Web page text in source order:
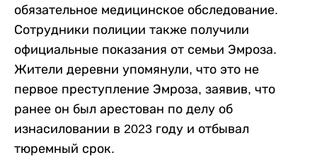
обязательное медицинское обследование.
Сотрудники полиции также получили
официальные показания от семьи Эмроза.
Жители деревни упомянули, что это не
первое преступление Эмроза, заявив, что
ранее он был арестован по делу об
изнасиловании в 2023 году и отбывал
тюремный срок.